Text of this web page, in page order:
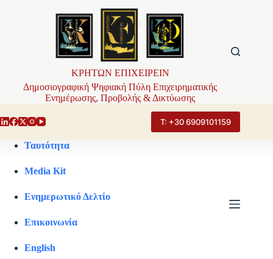
ΚΡΗΤΩΝ ΕΠΙΧΕΙΡΕΙΝ
Δημοσιογραφική Ψηφιακή Πύλη Επιχειρηματικής
Ενημέρωσης, Προβολής & Δικτύωσης
Τ: +30 6909101159
Ταυτότητα
Media Kit
Ενημερωτικό Δελτίο
Επικοινωνία
English